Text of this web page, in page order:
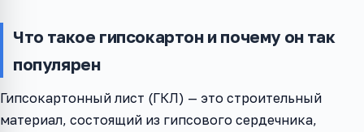
Что такое гипсокартон и почему он так
популярен
Гипсокартонный лист (ГКЛ) — это строительный
материал, состоящий из гипсового сердечника,